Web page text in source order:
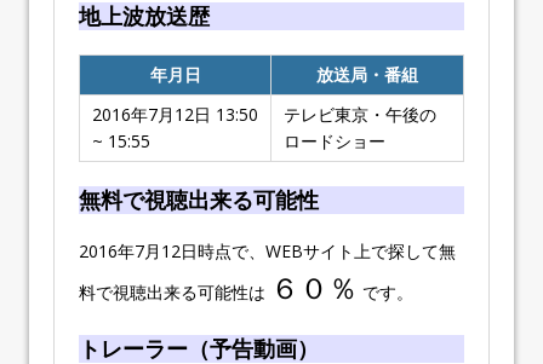
地上波放送歴
年月日
放送局・番組
2016年7月12日 13:50
~ 15:55
テレビ東京・午後の
ロードショー
無料で視聴出来る可能性
2016年7月12日時点で、WEBサイト上で探して無
料で視聴出来る可能性は ６０％ です。
トレーラー（予告動画）